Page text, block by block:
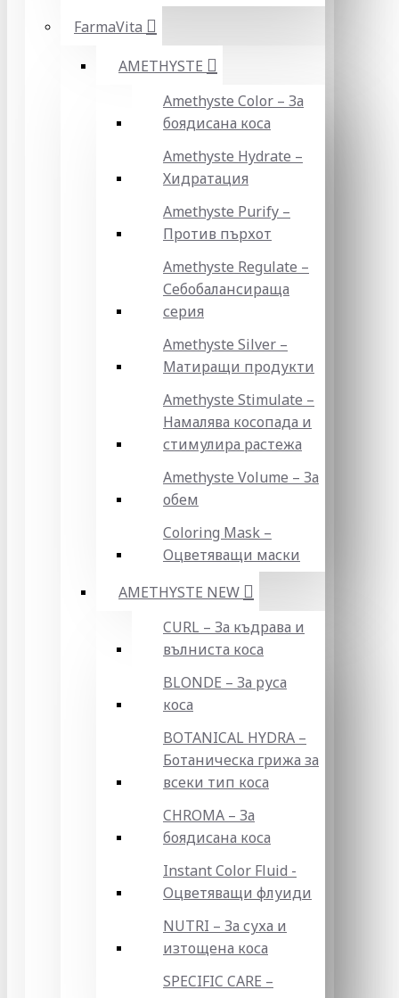
FarmaVita
AMETHYSTE
Amethyste Color – За
боядисана коса
Amethyste Hydrate –
Хидратация
Amethyste Purify –
Против пърхот
Amethyste Regulate –
Себобалансираща
серия
Amethyste Silver –
Матиращи продукти
Amethyste Stimulate –
Намалява косопада и
стимулира растежа
Amethyste Volume – За
обем
Coloring Mask –
Оцветяващи маски
AMETHYSTE NEW
CURL – За къдрава и
вълниста коса
BLONDE – За руса
коса
BOTANICAL HYDRA –
Ботаническа грижа за
всеки тип коса
CHROMA – За
боядисана коса
Instant Color Fluid -
Оцветяващи флуиди
NUTRI – За суха и
изтощена коса
SPECIFIC CARE –